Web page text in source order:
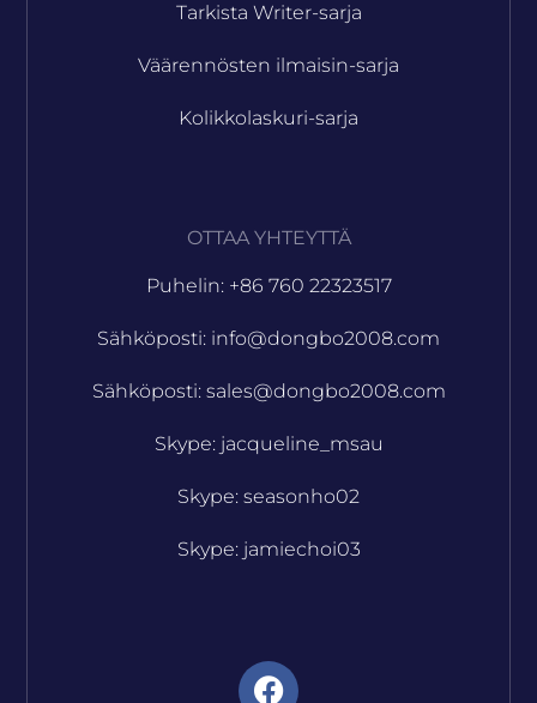
Tarkista Writer-sarja
Väärennösten ilmaisin-sarja
Kolikkolaskuri-sarja
OTTAA YHTEYTTÄ
Puhelin: +86 760 22323517
Sähköposti: info@dongbo2008.com
Sähköposti: sales@dongbo2008.com
Skype: jacqueline_msau
Skype: seasonho02
Skype: jamiechoi03